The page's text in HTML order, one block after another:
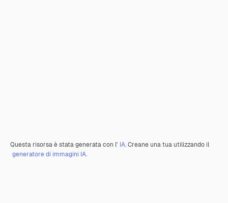
Questa risorsa è stata generata con l' IA. Creane una tua utilizzando il
generatore di immagini IA.